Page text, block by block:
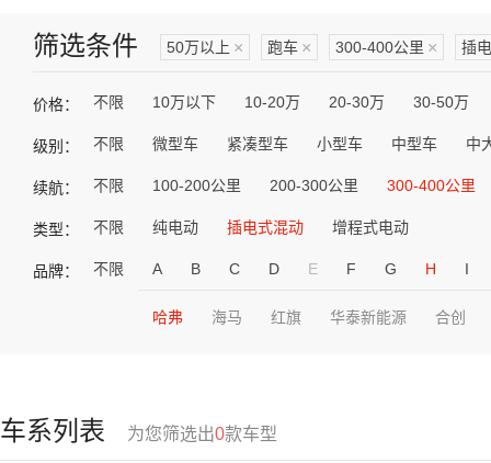
筛选条件 50万以上 × 跑车 × 300-400公里 × 插
价格： 不限 10万以下 10-20万 20-30万 30-50万
级别： 不限 微型车 紧凑型车 小型车 中型车 中
续航： 不限 100-200公里 200-300公里 300-400公里
类型： 不限 纯电动 插电式混动 增程式电动
品牌： 不限 A B C D E F G H I
哈弗 海马 红旗 华泰新能源 合创
车系列表 为您筛选出0款车型